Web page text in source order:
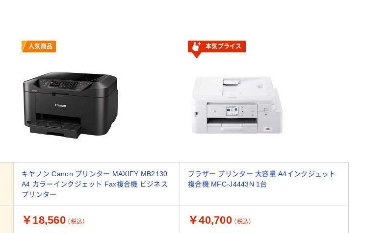
人気商品 本気プライス
キヤノン Canon プリンター MAXIFY MB2130
A4 カラーインクジェット Fax複合機 ビジネス
プリンター
ブラザー プリンター 大容量 A4インクジェット
複合機 MFC-J4443N 1台
￥18,560 （税込） ￥40,700 （税込）